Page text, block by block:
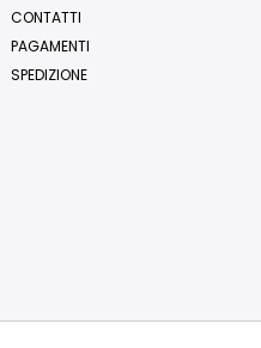
CONTATTI
PAGAMENTI
SPEDIZIONE